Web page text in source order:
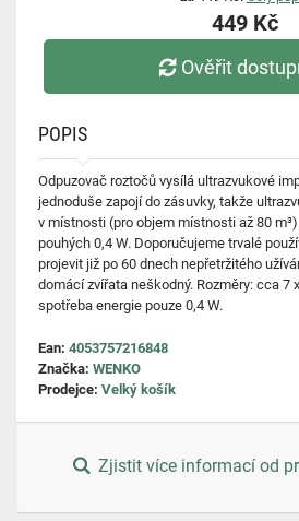
449 Kč
Ověřit
POPIS
Odpuzovač roztočů vysílá ultrazvukové
jednoduše zapojí do zásuvky, takže
v místnosti (pro objem místnosti až 80
pouhých 0,4 W. Doporučujeme trvalé
projevit již po 60 dnech nepřetržitého
domácí zvířata neškodný. Rozměry: cca 7
spotřeba energie pouze 0,4 W.
Ean: 4053757216848
Značka: WENKO
Prodejce: Velký košík
Zjistit více informací od